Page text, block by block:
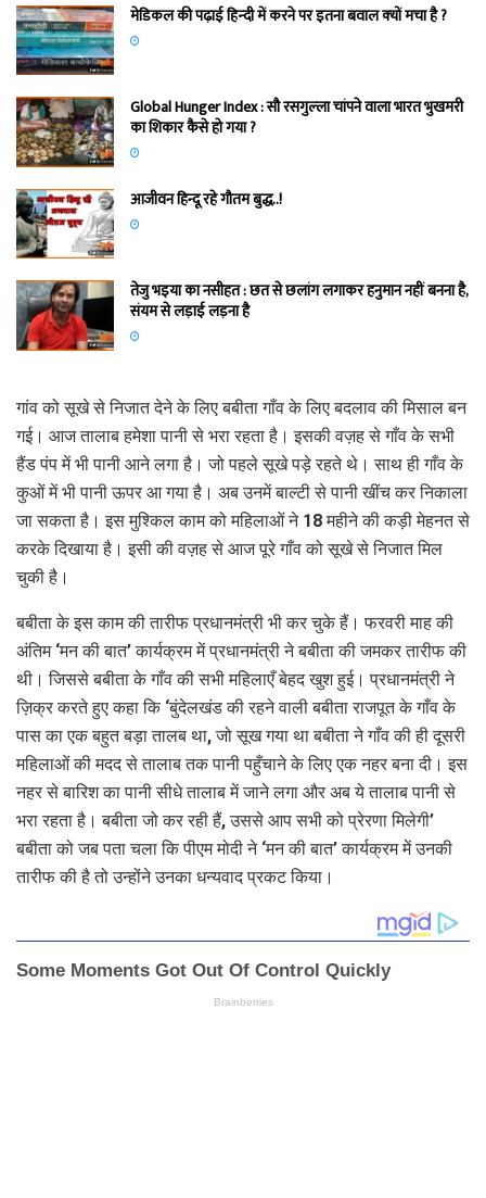
मेडिकल की पढ़ाई हिन्‍दी में करने पर इतना बवाल क्‍यों मचा है ?
Global Hunger Index : सौ रसगुल्‍ला चांपने वाला भारत भुखमरी
का शिकार कैसे हो गया ?
आजीवन हिन्दू रहे गौतम बुद्ध..!
तेजु भइया का नसीहत : छत से छलांग लगाकर हनुमान नहीं बनना है,
संयम से लड़ाई लड़ना है
गांव को सूखे से निजात देने के लिए बबीता गाँव के लिए बदलाव की मिसाल बन
गई। आज तालाब हमेशा पानी से भरा रहता है। इसकी वज़ह से गाँव के सभी
हैंड पंप में भी पानी आने लगा है। जो पहले सूखे पड़े रहते थे। साथ ही गाँव के
कुओं में भी पानी ऊपर आ गया है। अब उनमें बाल्टी से पानी खींच कर निकाला
जा सकता है। इस मुश्किल काम को महिलाओं ने 18 महीने की कड़ी मेहनत से
करके दिखाया है। इसी की वज़ह से आज पूरे गाँव को सूखे से निजात मिल
चुकी है।
बबीता के इस काम की तारीफ प्रधानमंत्री भी कर चुके हैं। फरवरी माह की
अंतिम ‘मन की बात’ कार्यक्रम में प्रधानमंत्री ने बबीता की जमकर तारीफ की
थी। जिससे बबीता के गाँव की सभी महिलाएँ बेहद खुश हुई। प्रधानमंत्री ने
ज़िक्र करते हुए कहा कि ‘बुंदेलखंड की रहने वाली बबीता राजपूत के गाँव के
पास का एक बहुत बड़ा तालब था, जो सूख गया था बबीता ने गाँव की ही दूसरी
महिलाओं की मदद से तालाब तक पानी पहुँचाने के लिए एक नहर बना दी। इस
नहर से बारिश का पानी सीधे तालाब में जाने लगा और अब ये तालाब पानी से
भरा रहता है। बबीता जो कर रही हैं, उससे आप सभी को प्रेरणा मिलेगी’
बबीता को जब पता चला कि पीएम मोदी ने ‘मन की बात’ कार्यक्रम में उनकी
तारीफ की है तो उन्होंने उनका धन्यवाद प्रकट किया।